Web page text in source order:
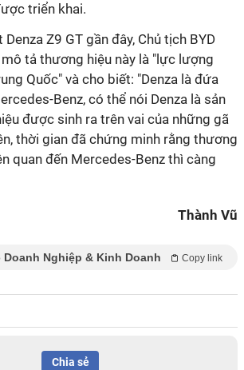
triển khai.
Z9 GT gần đây, Chủ tịch BYD
tả thương hiệu này là "lực lượng
Quốc" và cho biết: "Denza là đứa
Benz, có thể nói Denza là sản
được sinh ra trên vai của những gã
thời gian đã chứng minh rằng thương
quan đến Mercedes-Benz thì càng
Thành Vũ
Doanh Nghiệp & Kinh Doanh Copy link
Chia sẻ